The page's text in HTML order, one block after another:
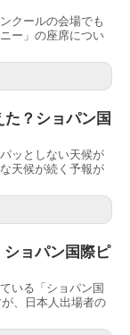
クールの会場でも
ー」の座席につい
？ショパン国
ッとしない天候が
天候が続く予報が
ショパン国際ピ
いる「ショパン国
、日本人出場者の